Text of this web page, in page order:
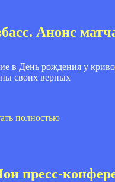
Анонс
в День рождения у
своих верных
полностью
пресс-